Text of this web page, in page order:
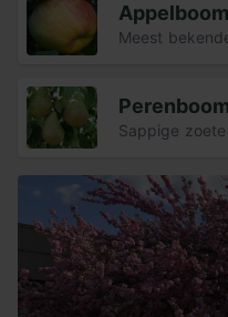
Meest
Sappige